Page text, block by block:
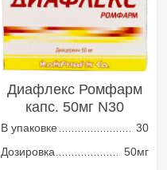
Диафлекс Ромфарм
капс. 50мг N30
В упаковке
30
Дозировка
50мг